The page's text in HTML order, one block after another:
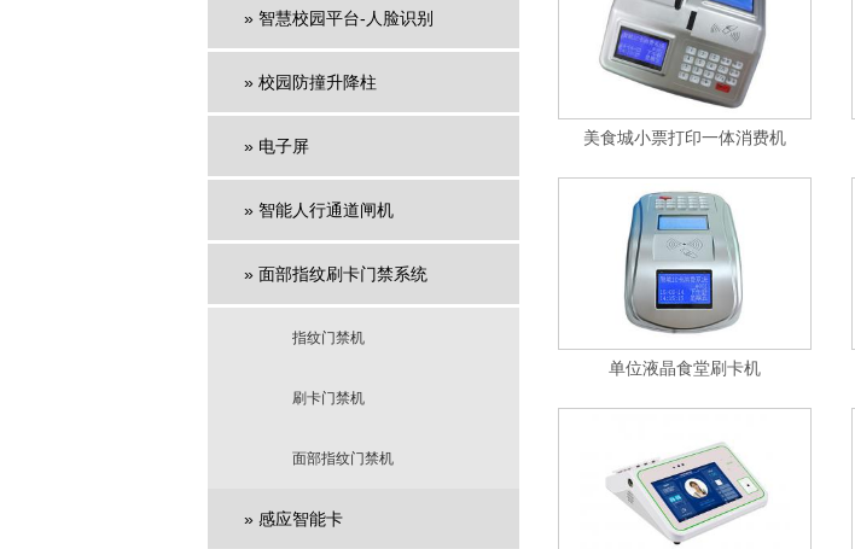
» 智慧校园平台-人脸识别
» 校园防撞升降柱
» 电子屏
» 智能人行通道闸机
» 面部指纹刷卡门禁系统
指纹门禁机
刷卡门禁机
面部指纹门禁机
» 感应智能卡
美食城小票打印一体消费机
单位液晶食堂刷卡机